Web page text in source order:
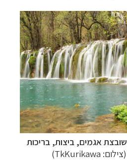
אגמים, ביצות, בריכות
(צילום: TkKurikawa)